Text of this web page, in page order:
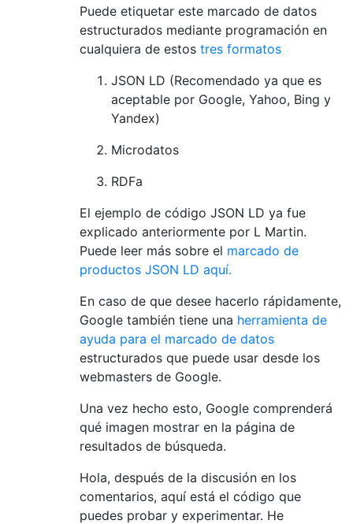
Puede etiquetar este marcado de datos
estructurados mediante programación en
cualquiera de estos tres formatos
JSON LD (Recomendado ya que es
aceptable por Google, Yahoo, Bing y
Yandex)
Microdatos
RDFa
El ejemplo de código JSON LD ya fue
explicado anteriormente por L Martin.
Puede leer más sobre el marcado de
productos JSON LD aquí.
En caso de que desee hacerlo rápidamente,
Google también tiene una herramienta de
ayuda para el marcado de datos
estructurados que puede usar desde los
webmasters de Google.
Una vez hecho esto, Google comprenderá
qué imagen mostrar en la página de
resultados de búsqueda.
Hola, después de la discusión en los
comentarios, aquí está el código que
puedes probar y experimentar. He